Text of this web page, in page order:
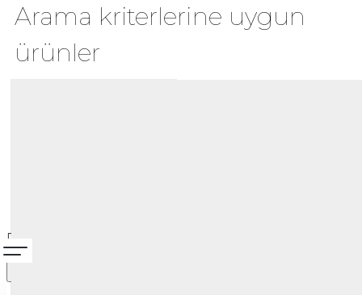
Arama kriterlerine uygun
ürünler